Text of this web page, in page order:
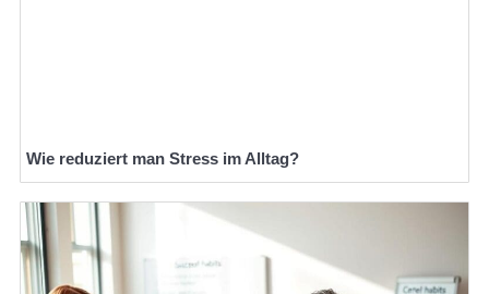
Wie reduziert man Stress im Alltag?